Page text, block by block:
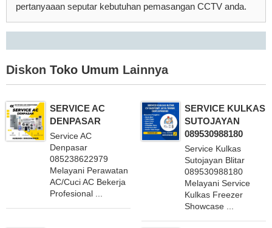
pertanyaaan seputar kebutuhan pemasangan CCTV anda.
Diskon Toko Umum Lainnya
SERVICE AC
DENPASAR
Service AC
Denpasar
085238622979
Melayani Perawatan
AC/Cuci AC Bekerja
Profesional ...
SERVICE KULKAS
SUTOJAYAN
089530988180
Service Kulkas
Sutojayan Blitar
089530988180
Melayani Service
Kulkas Freezer
Showcase ...